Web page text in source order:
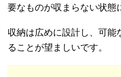
要なものが収まらない状態
収納は広めに設計し、可能
ることが望ましいです。